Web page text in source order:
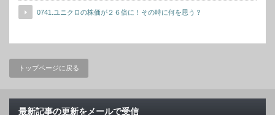
0741.ユニクロの株価が２６倍に！その時に何を思う？
トップページに戻る
最新記事の更新をメールで受信